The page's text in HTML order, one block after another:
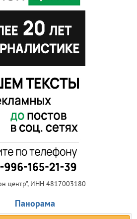
центр", ИНН 4817003180
Панорама